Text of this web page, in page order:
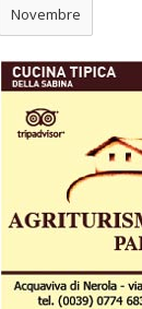
Novembre